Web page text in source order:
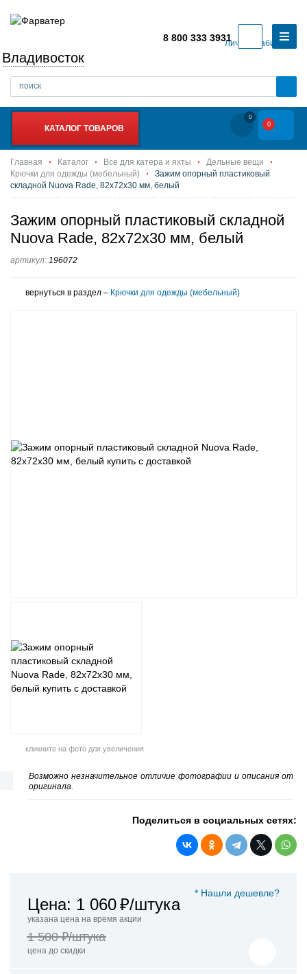
Личный кабинет
Владивосток
8 800 333 3931
КАТАЛОГ ТОВАРОВ
0
0
Главная Каталог Все для катера и яхты
Дельные вещи
Крючки для одежды (мебельный)
Зажим опорный пластиковый
складной Nuova Rade, 82х72х30 мм, белый
Зажим опорный пластиковый складной
Nuova Rade, 82х72х30 мм, белый
артикул: 196072
вернуться в раздел – Крючки для одежды (мебельный)
кликните на фото для увеличения
Возможно незначительное отличие фотографии и описания от
оригинала.
Поделиться в социальных сетях:
* Нашли дешевле?
Цена: 1 060₽/штука
указана цена на время акции
1 500 ₽/штука
цена до скидки